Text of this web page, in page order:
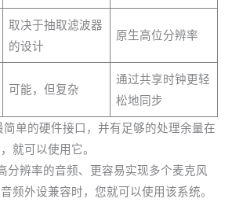
取决于抽取滤波器
的设计
原生高位分辨率
可能，但复杂
通过共享时钟更轻
松地同步
简单的硬件接口，并有足够的处理余量在
就可以使用它。
分辨率的音频、更容易实现多个麦克风
频外设兼容时，您就可以使用该系统。